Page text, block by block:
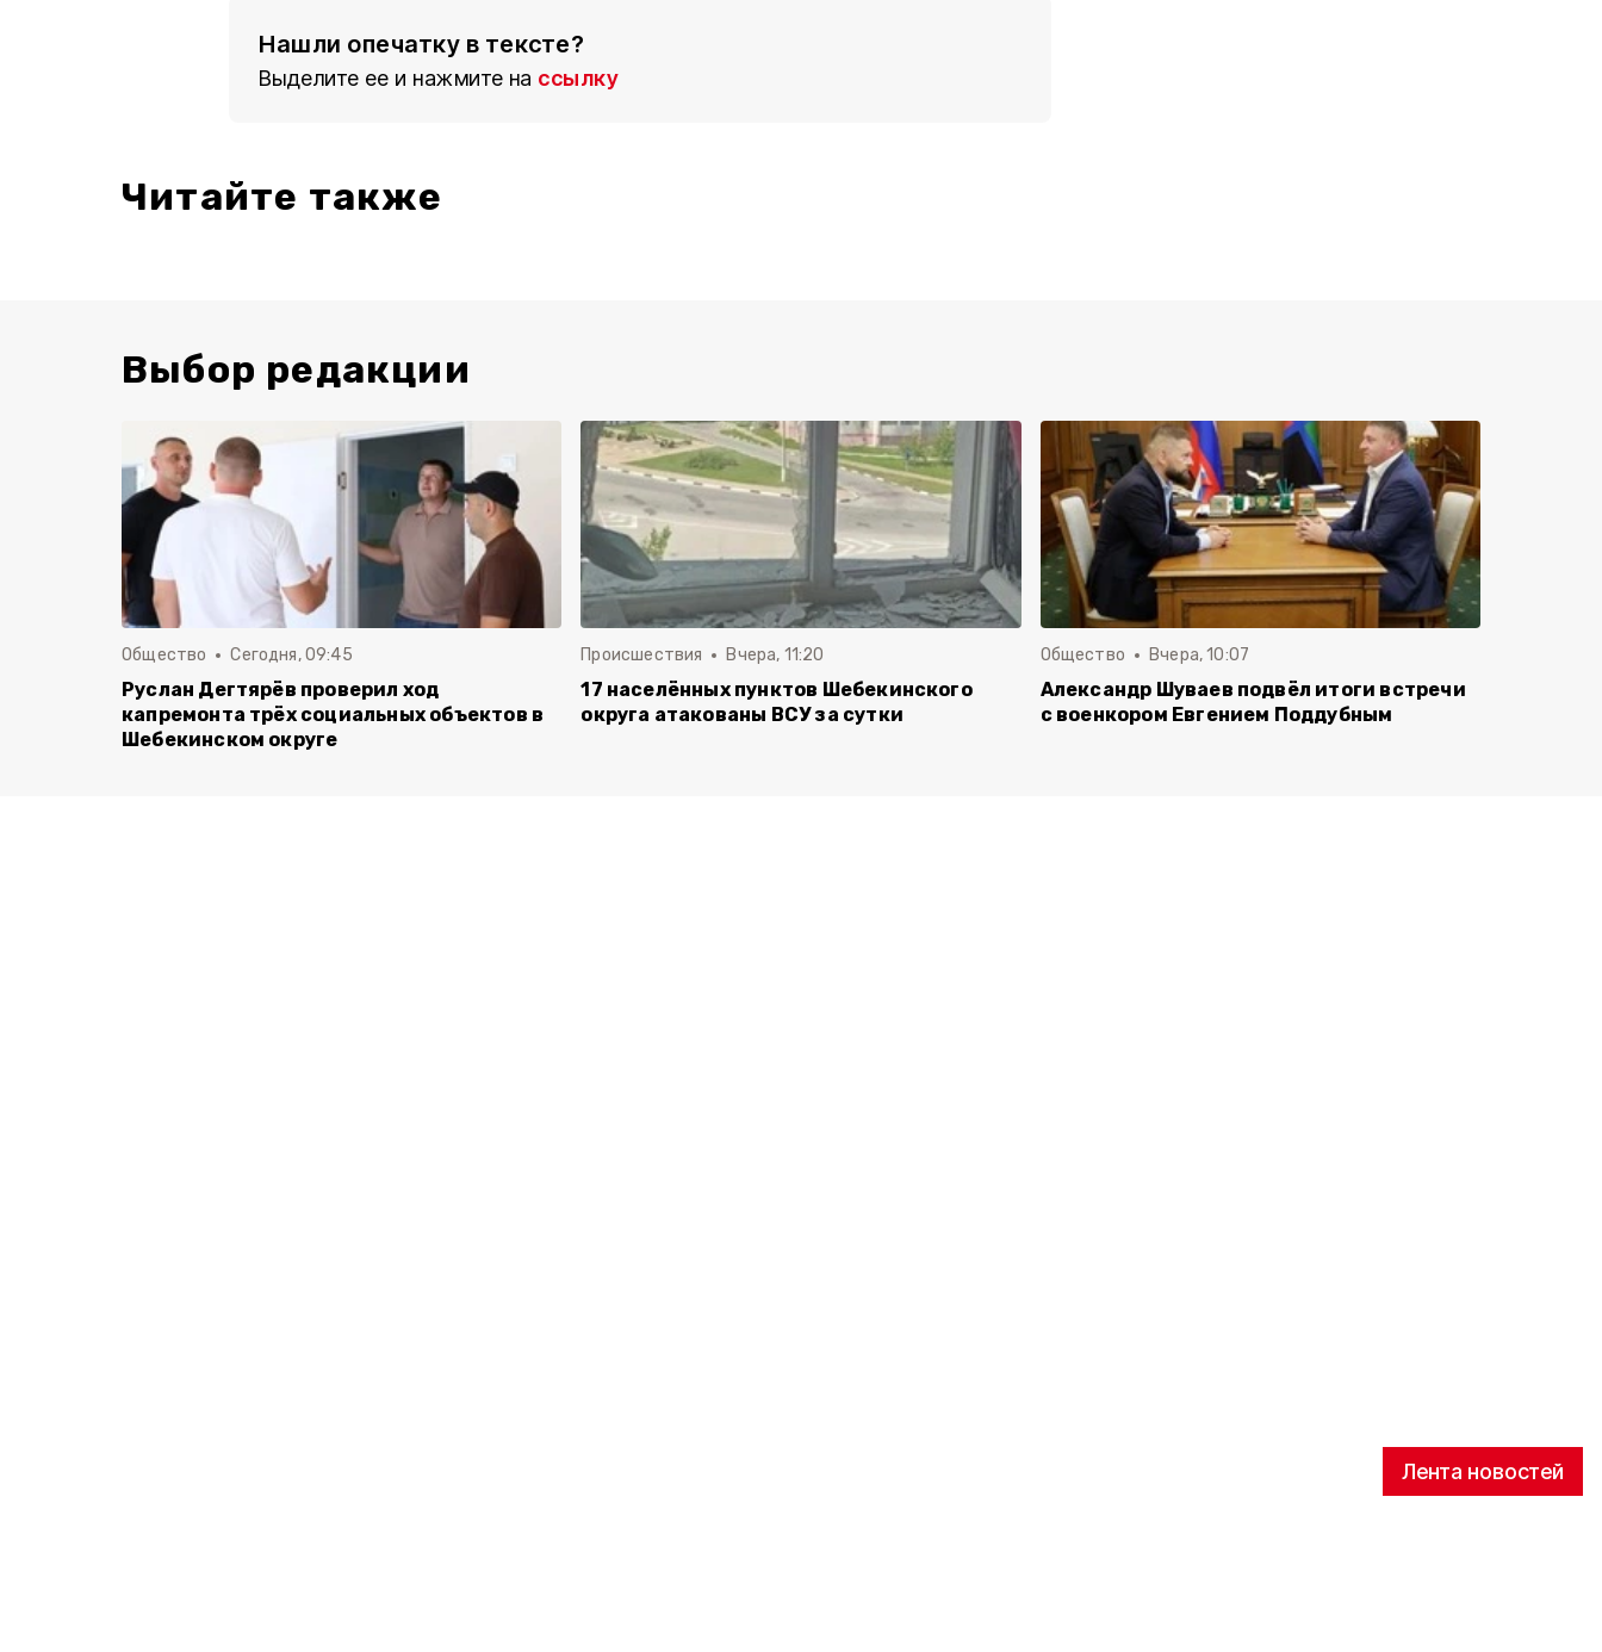
Лента новостей
Нашли опечатку в тексте?
Выделите ее и нажмите на ссылку
Читайте также
Выбор редакции
Общество Сегодня, 09:45
Руслан Дегтярёв проверил ход
капремонта трёх социальных объектов в
Шебекинском округе
Происшествия Вчера, 11:20
17 населённых пунктов Шебекинского
округа атакованы ВСУ за сутки
Общество Вчера, 10:07
Александр Шуваев подвёл итоги встречи
с военкором Евгением Поддубным